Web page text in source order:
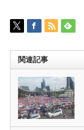
関連記事